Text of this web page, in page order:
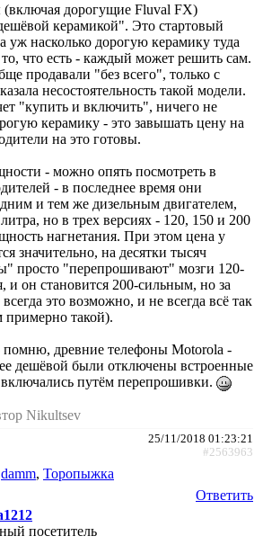
(включая дорогущие Fluval FX)
керамикой". Это стартовый
уж насколько дорогую керамику туда
то, что есть - каждый может решить сам.
продавали "без всего", только с
несостоятельность такой модели.
"купить и включить", ничего не
керамику - это завышать цену на
на это готовы.
- можно опять посмотреть в
- в последнее время они
и тем же дизельным двигателем,
но в трех версиях - 120, 150 и 200
нагнетания. При этом цена у
значительно, на десятки тысяч
просто "перепрошивают" мозги 120-
и он становится 200-сильным, но за
это возможно, и не всегда всё так
примерно такой).
древние телефоны Motorola -
дешёвой были отключены встроенные
путём перепрошивки.
Nikultsev
25/11/2018 01:23:21
#2563963
damm, Торопыжка
Ответить
посетитель